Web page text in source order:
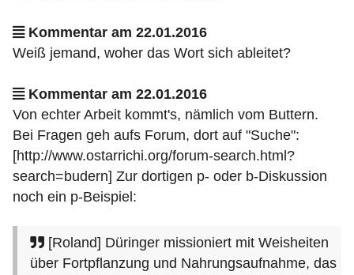
Kommentar am 22.01.2016
Weiß jemand, woher das Wort sich ableitet?
Kommentar am 22.01.2016
Von echter Arbeit kommt's, nämlich vom Buttern.
Bei Fragen geh aufs Forum, dort auf "Suche":
[http://www.ostarrichi.org/forum-search.html?
search=budern] Zur dortigen p- oder b-Diskussion
noch ein p-Beispiel:
[Roland] Düringer missioniert mit Weisheiten
über Fortpflanzung und Nahrungsaufnahme, das